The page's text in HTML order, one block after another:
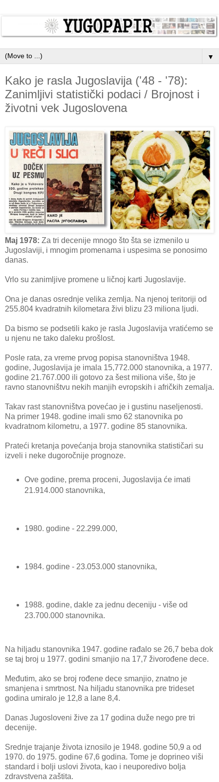
▼
Kako je rasla Jugoslavija ('48 - '78):
Zanimljivi statistički podaci / Brojnost i
životni vek Jugoslovena
Maj 1978: Za tri decenije mnogo što šta se izmenilo u
Jugoslaviji, i mnogim promenama i uspesima se ponosimo
danas.
Vrlo su zanimljive promene u ličnoj karti Jugoslavije.
Ona je danas osrednje velika zemlja. Na njenoj teritoriji od
255.804 kvadratnih kilometara živi blizu 23 miliona ljudi.
Da bismo se podsetili kako je rasla Jugoslavija vratićemo se
u njenu ne tako daleku prošlost.
Posle rata, za vreme prvog popisa stanovništva 1948.
godine, Jugoslavija je imala 15,772.000 stanovnika, a 1977.
godine 21.767.000 ili gotovo za šest miliona više, što je
ravno stanovništvu nekih manjih evropskih i afričkih zemalja.
Takav rast stanovništva povećao je i gustinu naseljenosti.
Na primer 1948. godine imali smo 62 stanovnika po
kvadratnom kilometru, a 1977. godine 85 stanovnika.
Prateći kretanja povećanja broja stanovnika statističari su
izveli i neke dugoročnije prognoze.
Ove godine, prema proceni, Jugoslavija će imati
21.914.000 stanovnika,
1980. godine - 22.299.000,
1984. godine - 23.053.000 stanovnika,
1988. godine, dakle za jednu deceniju - više od
23.700.000 stanovnika.
Na hiljadu stanovnika 1947. godine rađalo se 26,7 beba dok
se taj broj u 1977. godini smanjio na 17,7 živorođene dece.
Međutim, ako se broj rođene dece smanjio, znatno je
smanjena i smrtnost. Na hiljadu stanovnika pre trideset
godina umiralo je 12,8 a lane 8,4.
Danas Jugosloveni žive za 17 godina duže nego pre tri
decenije.
Srednje trajanje života iznosilo je 1948. godine 50,9 a od
1970. do 1975. godine 67,6 godina. Tome je doprineo viši
standard i bolji uslovi života, kao i neuporedivo bolja
zdravstvena zaštita.